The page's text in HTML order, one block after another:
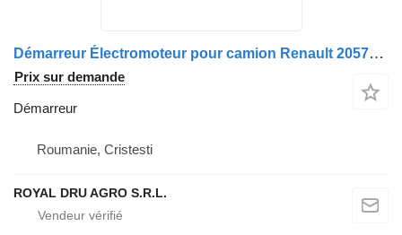
Démarreur Électromoteur pour camion Renault 20572417 / 21632127 / 20714203 / 21632125 / 22602940 / 85000677 / 85020793 / 5001866293 / 7420430564 / 7420714203 / 7421632125 / 7485013211 / 20891242
Prix sur demande
Démarreur
Roumanie, Cristesti
ROYAL DRU AGRO S.R.L.